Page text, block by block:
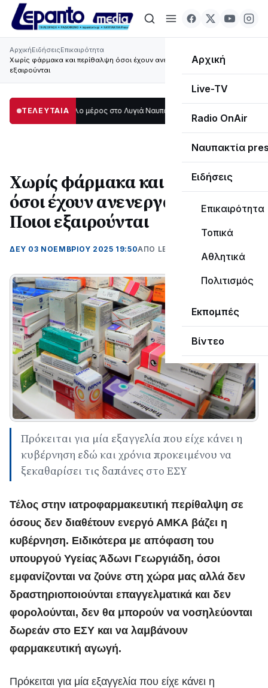
Αρχική
Live-TV
Radio OnAir
Ναυπακτία
Ειδήσεις
Επικαιρότητα
Τοπικά
Αθλητικά
Πολιτισμός
Εκπομπές
Βίντεο
ΑρχικήΕιδήσειςΕπικαιρότητα
Χωρίς φάρμακα και περίθαλψη όσοι έχουν ανενεργά ΑΜΚΑ - Ποιοι
εξαιρούνται
ΤΕΛΕΥΤΑΙΑ
μεγάλο μέρος στο Λυγιά Ναυπάκτου12:08
Χωρίς φάρμακα και περίθαλψη
όσοι έχουν ανενεργά ΑΜΚΑ -
Ποιοι εξαιρούνται
ΔΕΥ 03 ΝΟΕΜΒΡΊΟΥ 2025 19:50ΑΠΌ LEPANTO RTV
Πρόκειται για μία εξαγγελία που είχε κάνει η
κυβέρνηση εδώ και χρόνια προκειμένου να
ξεκαθαρίσει τις δαπάνες στο ΕΣΥ
Τέλος στην ιατροφαρμακευτική περίθαλψη σε
όσους δεν διαθέτουν ενεργό ΑΜΚΑ βάζει η
κυβέρνηση. Ειδικότερα με απόφαση του
υπουργού Υγείας Άδωνι Γεωργιάδη, όσοι
εμφανίζονται να ζούνε στη χώρα μας αλλά δεν
δραστηριοποιούνται επαγγελματικά και δεν
φορολούνται, δεν θα μπορούν να νοσηλεύονται
δωρεάν στο ΕΣΥ και να λαμβάνουν
φαρμακευτική αγωγή.
Πρόκειται για μία εξαγγελία που είχε κάνει η